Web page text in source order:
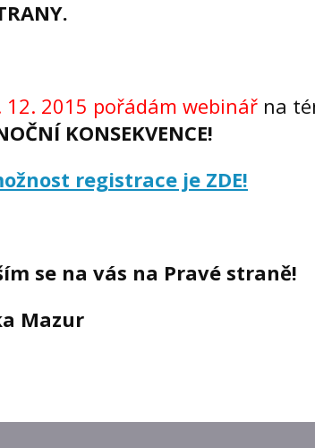
2015 pořádám webinářna
KONSEKVENCE!
registrace je ZDE!
se na vás na Pravé straně!
Mazur